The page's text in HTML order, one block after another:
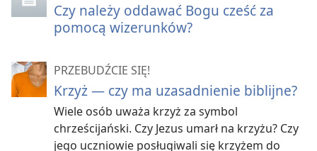
Czy należy oddawać Bogu cześć za
pomocą wizerunków?
PRZEBUDŹCIE SIĘ!
Krzyż — czy ma uzasadnienie biblijne?
Wiele osób uważa krzyż za symbol
chrześcijański. Czy Jezus umarł na krzyżu? Czy
jego uczniowie posługiwali się krzyżem do